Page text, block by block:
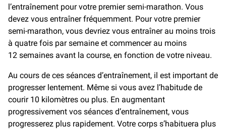
l’entraînement pour votre premier semi-marathon. Vous
devez vous entraîner fréquemment. Pour votre premier
semi-marathon, vous devriez vous entraîner au moins trois
à quatre fois par semaine et commencer au moins
12 semaines avant la course, en fonction de votre niveau.
Au cours de ces séances d’entraînement, il est important de
progresser lentement. Même si vous avez l’habitude de
courir 10 kilomètres ou plus. En augmentant
progressivement vos séances d’entraînement, vous
progresserez plus rapidement. Votre corps s’habituera plus